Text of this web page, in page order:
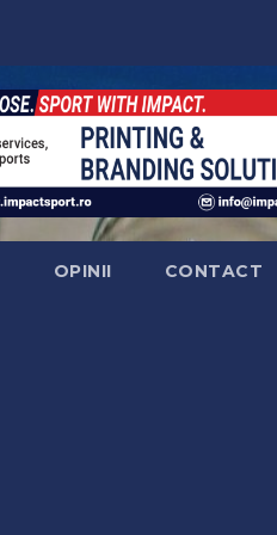
OPINII CONTACT